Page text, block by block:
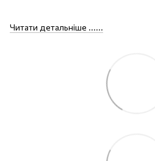
Читати детальніше ......